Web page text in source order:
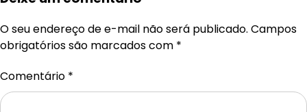
O seu endereço de e-mail não será publicado. Campos
obrigatórios são marcados com *
Comentário *